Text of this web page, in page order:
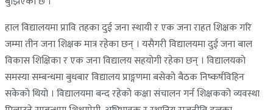
हाल विद्यालयमा प्रावि तहका दुई जना स्थायी र एक जना राहत शिक्षक गरि
जम्मा तीन जना शिक्षक मात्र रहेका छन् । यसैगरी विद्यालयमा दुई जना बाल
विकास शिक्षिका र एक जना विद्यालय सहयोगी रहेका छन् । विद्यालयकाे
समस्या सम्बन्धमा बुधबार विद्यालय प्राङ्गणमा बसेकाे बैठक निष्कर्षविहिन
सकेकाे थियाे । विद्यालयमा बन्द रहेकाे कक्षा संचालन गर्न शिक्षकको व्यवस्था